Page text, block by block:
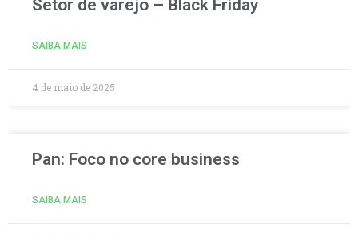
Setor de varejo – Black Friday
SAIBA MAIS
4 de maio de 2025
Pan: Foco no core business
SAIBA MAIS